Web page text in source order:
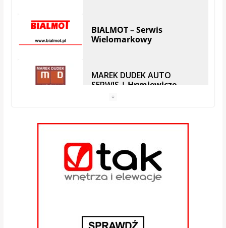
Serwis SKODA
Auto Serwis – Robert
Zubrzycki | Białystok
Zajkowski BOSCH Diesel